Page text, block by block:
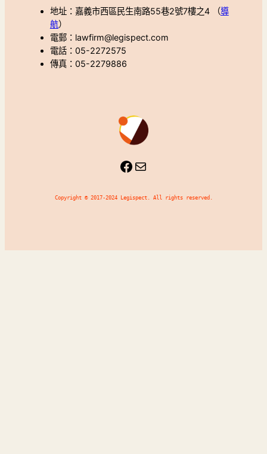
地址：嘉義市西區民生南路55巷2號7樓之4 （導
航）
電郵：lawfirm@legispect.com
電話：05-2272575
傳真：05-2279886
Facebook
Mail
Copyright © 2017-2024 Legispect. All rights reserved.